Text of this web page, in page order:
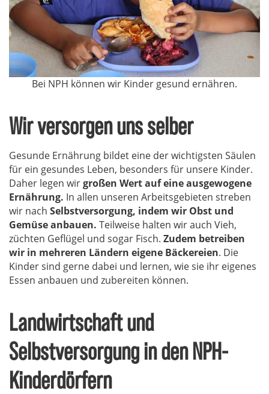
Bei NPH können wir Kinder gesund ernähren.
Wir versorgen uns selber
Gesunde Ernährung bildet eine der wichtigsten Säulen
für ein gesundes Leben, besonders für unsere Kinder.
Daher legen wirgroßen Wert auf eine ausgewogene
Ernährung. In allen unseren Arbeitsgebieten streben
wir nach Selbstversorgung, indem wir Obst und
Gemüse anbauen. Teilweise halten wir auch Vieh,
züchten Geflügel und sogar Fisch. Zudem betreiben
wir in mehreren Ländern eigene Bäckereien. Die
Kinder sind gerne dabei und lernen, wie sie ihr eigenes
Essen anbauen und zubereiten können.
Landwirtschaft und
Selbstversorgung in den NPH-
Kinderdörfern